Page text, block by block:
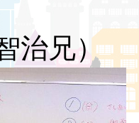
治兄）